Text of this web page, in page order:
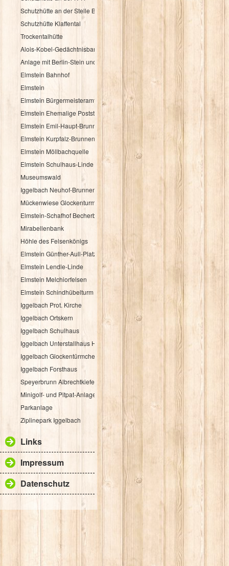
Schutzhütte an der Stelle Brandbuche
Schutzhütte Klaffental
Trockentalhütte
Alois-Kobel-Gedächtnisbank
Anlage mit Berlin-Stein und Flurkreuz
Elmstein Bahnhof
Elmstein
Elmstein Bürgermeisteramt
Elmstein Ehemalige Poststation
Elmstein Emil-Haupt-Brunnen
Elmstein Kurpfalz-Brunnen
Elmstein Möllbachquelle
Elmstein Schulhaus-Linde
Museumswald
Iggelbach Neuhof-Brunnen
Mückenwiese Glockenturm
Elmstein-Schafhof Becherbaum
Mirabellenbank
Höhle des Felsenkönigs
Elmstein Günther-Aull-Platz
Elmstein Lendle-Linde
Elmstein Melchiorfelsen
Elmstein Schindhübelturm
Iggelbach Prot. Kirche
Iggelbach Ortskern
Iggelbach Schulhaus
Iggelbach Unterstallhaus Hübelgasse 1
Iggelbach Glockentürmchen
Iggelbach Forsthaus
Speyerbrunn Albrechtkiefer
Minigolf- und Pitpat-Anlage
Parkanlage
Ziplinepark Iggelbach
Links
Impressum
Datenschutz